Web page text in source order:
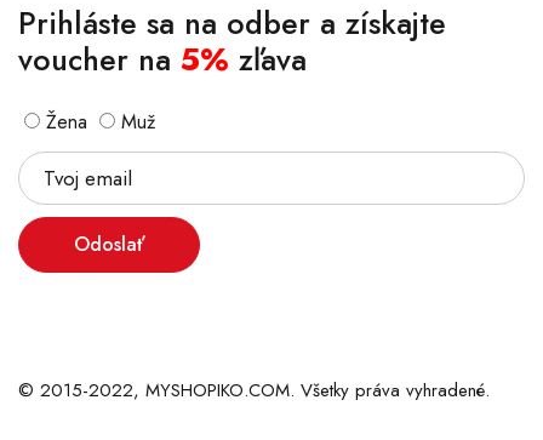
Prihláste sa na odber a získajte
voucher na 5% zľava
Žena Muž
Odoslať
© 2015-2022, MYSHOPIKO.COM. Všetky práva vyhradené.